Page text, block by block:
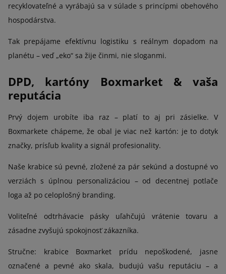
recyklovateľné a vyrábajú sa v súlade s princípmi obehového
hospodárstva.
Tak prepájame efektívnu logistiku s reálnym dopadom na
planétu – veď „eko“ sa žije činmi, nie sloganmi.
DPD, kartóny Boxmarket & vaša
reputácia
Prvý dojem urobíte iba raz – platí to aj pri zásielke. V
Boxmarkete chápeme, že obal je viac než kartón: je to dotyk
značky, prísľub kvality a signál profesionality.
Naše krabice sú pevné, zložené za pár sekúnd a dostupné vo
verziách s úplnou personalizáciou – od decentnej potlače
loga až po celoplošný branding.
Voliteľné odtrhávacie pásky uľahčujú vrátenie tovaru a
zásadne zvyšujú spokojnosť zákazníka.
Stručne: krabice Boxmarket prídu nepoškodené, jasne
označené a pevné ako skala, budujú vašu reputáciu – a